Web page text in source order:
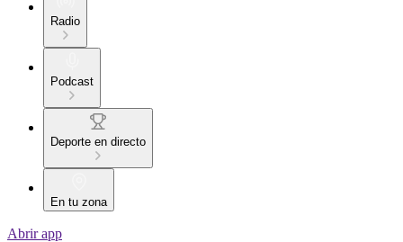
Radio
Podcast
Deporte en directo
En tu zona
Abrir app